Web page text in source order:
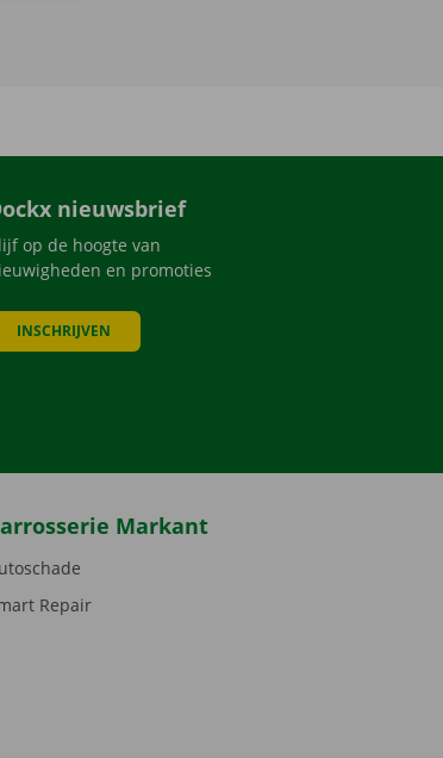
nieuwsbrief
op de hoogte van
en promoties
INSCHRIJVEN
Markant
Repair